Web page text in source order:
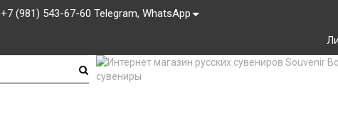
+7 (981) 543-67-60 Telegram, WhatsApp